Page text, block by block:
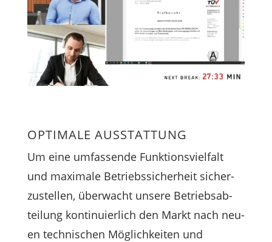
OPTIMALE AUSSTATTUNG
Um eine umfas­sen­de Funk­ti­ons­viel­falt
und maxi­ma­le Betriebs­si­cher­heit sicher­
zu­stel­len, über­wacht unse­re Betriebs­ab­
tei­lung kon­ti­nu­ier­lich den Markt nach neu­
en tech­ni­schen Mög­lich­kei­ten und